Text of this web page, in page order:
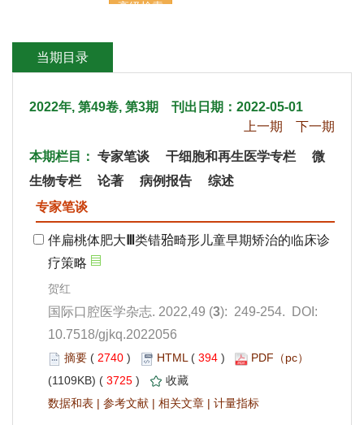
2022年, 第49卷, 第3期 刊出日期：2022-05-01
): 249-254. DOI:
10.7518/gjkq.2022056
2740 ) 394 )
3725 )
|
| |